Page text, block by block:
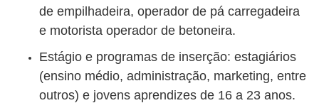
de empilhadeira, operador de pá carregadeira
e motorista operador de betoneira.
Estágio e programas de inserção: estagiários
(ensino médio, administração, marketing, entre
outros) e jovens aprendizes de 16 a 23 anos.